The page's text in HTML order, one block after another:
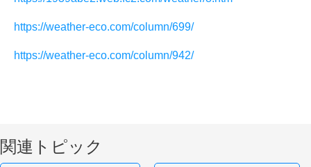
https://weather-eco.com/column/699/
https://weather-eco.com/column/942/
関連トピック